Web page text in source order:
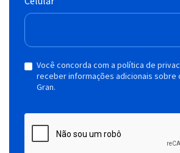
Você concorda com a política de
receber informações adicionais sobre
Gran.